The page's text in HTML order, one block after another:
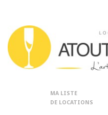
MA LISTE
DE LOCATIONS